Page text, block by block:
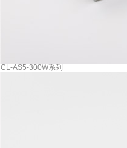
CL-AS5-300W系列